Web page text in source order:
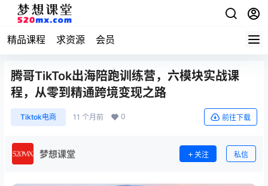
精品课程 求资源 会员
腾哥TikTok出海陪跑训练营，六模块实战课
程，从零到精通跨境变现之路
Tiktok电商 11 个月前 0 前往下载
梦想课堂 关注 私信